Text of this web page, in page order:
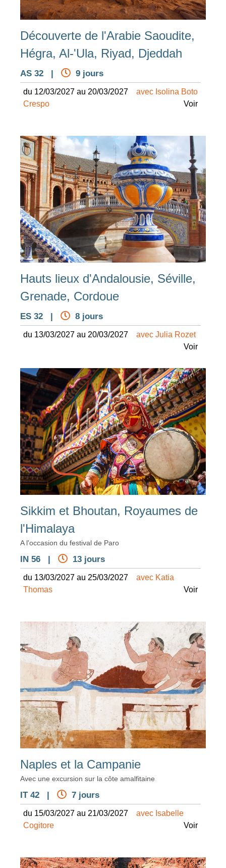
Découverte de l'Arabie Saoudite,
Hégra, Al-'Ula, Riyad, Djeddah
AS 32 | 9 jours
du 12/03/2027 au 20/03/2027
avec Isolina Boto
Crespo
Voir
Hauts lieux d'Andalousie, Séville,
Grenade, Cordoue
ES 32 | 8 jours
du 13/03/2027 au 20/03/2027
avec Julia Rozet
Voir
Sikkim et Bhoutan, Royaumes de
l'Himalaya
A l'occasion du festival de Paro
IN 56 | 13 jours
du 13/03/2027 au 25/03/2027
avec Katia
Thomas
Voir
Naples et la Campanie
Avec une excursion sur la côte amalfitaine
IT 42 | 7 jours
du 15/03/2027 au 21/03/2027
avec Isabelle
Cogitore
Voir